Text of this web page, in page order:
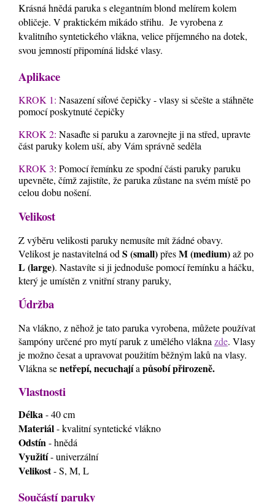
Krásná hnědá paruka s elegantním blond melírem kolem
obličeje. V praktickém mikádo střihu. Je vyrobena z
kvalitního syntetického vlákna, velice příjemného na dotek,
svou jemností připomíná lidské vlasy.
Aplikace
KROK 1: Nasazení síťové čepičky - vlasy si sčešte a stáhněte
pomocí poskytnuté čepičky
KROK 2: Nasaďte si paruku a zarovnejte ji na střed, upravte
část paruky kolem uší, aby Vám správně seděla
KROK 3: Pomocí řemínku ze spodní části paruky paruku
upevněte, čímž zajistíte, že paruka zůstane na svém místě po
celou dobu nošení.
Velikost
Z výběru velikosti paruky nemusíte mít žádné obavy.
Velikost je nastavitelná od S (small)přesM (medium)až po
L (large). Nastavíte si ji jednoduše pomocí řemínku a háčku,
který je umístěn z vnitřní strany paruky,
Údržba
Na vlákno, z něhož je tato paruka vyrobena, můžete používat
šampóny určené pro mytí paruk z umělého vláknazde. Vlasy
je možno česat a upravovat použitím běžným laků na vlasy.
Vlákna senetřepí, necuchajíapůsobí přirozeně.
Vlastnosti
Délka- 40 cm
Materiál- kvalitní syntetické vlákno
Odstín- hnědá
Využití- univerzální
Velikost- S, M, L
Součástí paruky